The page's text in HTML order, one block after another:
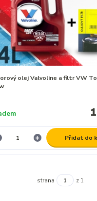
olej Valvoline a filtr VW
Přidat do
strana z 1